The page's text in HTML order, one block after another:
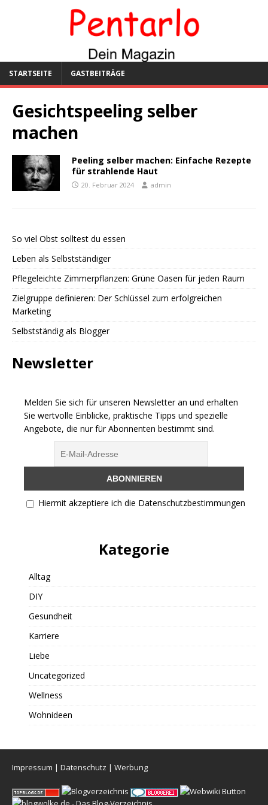
STARTSEITE GASTBEITRÄGE
Gesichtspeeling selber
machen
Peeling selber machen: Einfache Rezepte
für strahlende Haut
20. Februar 2024 admin
So viel Obst solltest du essen
Leben als Selbstständiger
Pflegeleichte Zimmerpflanzen: Grüne Oasen für jeden Raum
Zielgruppe definieren: Der Schlüssel zum erfolgreichen
Marketing
Selbstständig als Blogger
Newsletter
Melden Sie sich für unseren Newsletter an und erhalten
Sie wertvolle Einblicke, praktische Tipps und spezielle
Angebote, die nur für Abonnenten bestimmt sind.
Hiermit akzeptiere ich die Datenschutzbestimmungen
Kategorie
Alltag
DIY
Gesundheit
Karriere
Liebe
Uncategorized
Wellness
Wohnideen
Impressum | Datenschutz | Werbung